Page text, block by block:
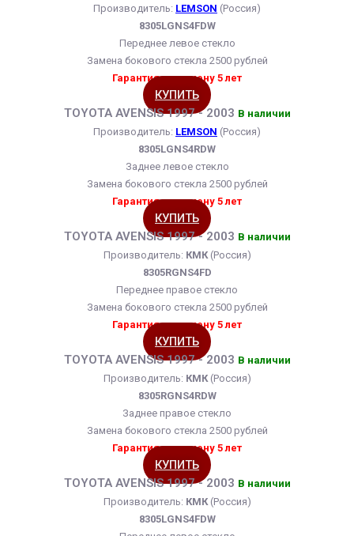
Производитель: LEMSON (Россия)
8305LGNS4FDW
Переднее левое стекло
Замена бокового стекла 2500 рублей
Гарантия на замену 5 лет
КУПИТЬ
TOYOTA AVENSIS 1997 - 2003 В наличии
Производитель: LEMSON (Россия)
8305LGNS4RDW
Заднее левое стекло
Замена бокового стекла 2500 рублей
Гарантия на замену 5 лет
КУПИТЬ
TOYOTA AVENSIS 1997 - 2003 В наличии
Производитель: КМК(Россия)
8305RGNS4FD
Переднее правое стекло
Замена бокового стекла 2500 рублей
Гарантия на замену 5 лет
КУПИТЬ
TOYOTA AVENSIS 1997 - 2003 В наличии
Производитель: КМК(Россия)
8305RGNS4RDW
Заднее правое стекло
Замена бокового стекла 2500 рублей
Гарантия на замену 5 лет
КУПИТЬ
TOYOTA AVENSIS 1997 - 2003 В наличии
Производитель: КМК(Россия)
8305LGNS4FDW